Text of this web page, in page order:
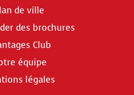
de ville
des brochures
Club
équipe
légales